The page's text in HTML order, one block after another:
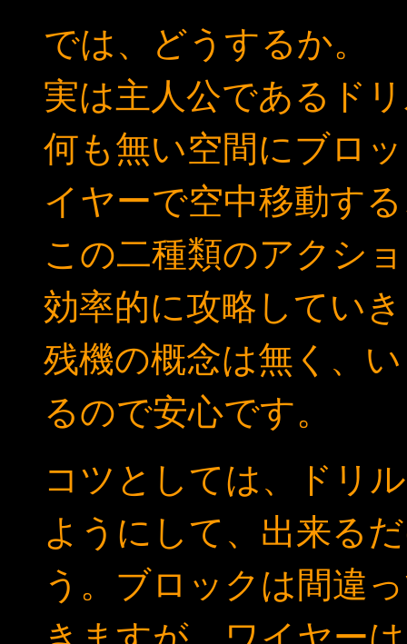
では、どうするか。
実は主人公であるド
何も無い空間にブロ
イヤーで空中移動す
この二種類のアクシ
効率的に攻略してい
残機の概念は無く、
るので安心です。
コツとしては、ドリ
ようにして、出来る
う。ブロックは間違